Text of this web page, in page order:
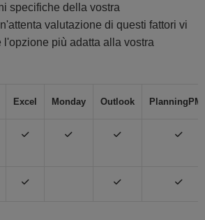
specifiche della vostra
valutazione di questi fattori vi
l'opzione più adatta alla vostra
Excel Monday Outlook